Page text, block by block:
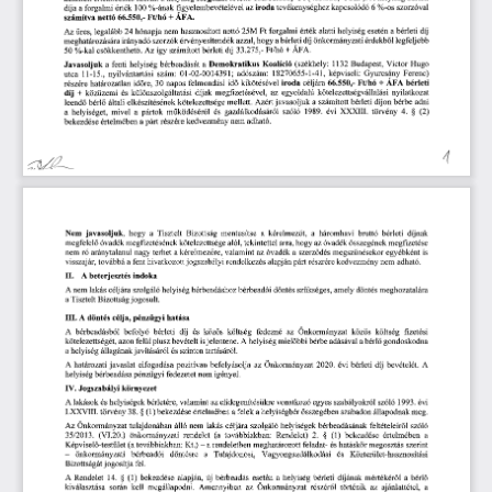
díja a forgalmi érték 100 %-ának figyelembevételével az iroda tevékenységhez kapcsolódó 6 %-os szorzóval
számítva nettó 66.550,- Ft/hó + ÁFA.
Az üres, legalább 24 hónapja nem hasznosított nettó 25M Ft forgalmi érték alatti helyiség esetén a bérleti díj
meghatározására irányadó szorzók érvényesítendők azzal, hogy a bérleti díj önkormányzati érdekből legfeljebb
50 %-kal csökkenthető. Az így számított bérleti díj 33.275,- Ft/hó + ÁFA.
Javasoljuk a fenti helyiség bérbeadását a Demokratikus Koalíció (székhely: 1132 Budapest, Victor Hugo
utca 11-15., nyilvántartási szám: 01-02-0014391; adószám: 18270655-1-41, képviseli: Gyurcsány Ferenc)
részére határozatlan időre, 30 napos felmondási idő kikötésével iroda céljára 66.550,- Ft/hó + ÁFA bérleti
díj + közüzemi és különszolgáltatási díjak megfizetésével, az egyoldalú kötelezettségvállalási nyilatkozat
leendő bérlő általi elkészítésének kötelezettsége mellett. Azért javasoljuk a számított bérleti díjon bérbe adni
a helyiséget, mivel a pártok működéséről és gazdálkodásáról szóló 1989. évi XXXIII. törvény 4. § (2)
bekezdése értelmében a part részére kedvezmény nem adható.
4
Nem javasoljuk, hogy a Tisztelt Bizottság mentesítse a kérelmezőt, a háromhavi bruttó bérleti díjnak
megfelelőóvadék megfizetésének kötelezettsége alól, tekintettel arra, hogy az óvadék összegének megfizetése
nem ró aránytalanul nagy terhet a kérelmezőre, valamint az óvadék a szerződés megszűnésekor egyébként is
visszajár, továbbá a fent hivatkozott jogszabályi rendelkezés alapján part részrére kedvezmény nem adható.
II.
A beterjesztés indoka
A nem lakás céljára szolgáló helyiség bérbeadáshoz bérbeadói döntés szükséges, amely döntés meghozatalára
a Tisztelt Bizottság jogosult.
III. A döntés célja, pénzügyi hatása
A bérbeadásból befolyó bérleti díj és közös költség fedezné az Önkormányzat közös költség fizetési
kötelezettségét, azon felül plusz bevételt is jelentene. A helyiség mielőbbi bérbe adásával a bérlőgondoskodna
a helyiség állagának javításáról is szinten tartásáról.
A határozati javaslat elfogadása pozitívan befolyásolja az Önkormányzat 2020. évi bérleti díj bevételét.
A
helyiség bérbeadása pénzügyi fedezetet nem igényel.
IV. Jogszabályi környezet
A lakások és helyiségek bérletére, valamint az elidegenítésükre vonatkozó egyes szabályokról szóló 1993. évi
LXXVIII. törvény 38. § (1) bekezdése értelmében a felek a helyiségbér összegében szabadon állapodnak meg.
Az Önkormányzat tulajdonában álló nem lakás céljára szolgáló helyiségek bérbeadásának feltételeiről szóló
35/2013.
(VI.20.) önkormányzati rendelet (a továbbiakban: Rendelet) 2. § (I) bekezdése értelmében a
Képviselő-testület (a továbbiakban: Kt.) — a rendeletben meghatározott feladat- és hatáskör megosztás szerint
— önkormányzati bérbeadói döntésre a Tulajdonosi, Vagyongazdálkodási és Közterület-hasznosítási
Bizottságát jogosítja fel.
A Rendelet 14. § (1) bekezdése alapján, új bérbeadás esetén a helyiség bérleti díjának mértékéről a bérl ő
kiválasztása során kell megállapodni. Amennyiben az Önkormányzat részéről történik az ajánlattétel, a